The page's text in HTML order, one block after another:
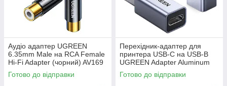
Аудіо адаптер UGREEN
6.35mm Male на RCA Female
Hi-Fi Adapter (чорний) AV169
Готово до відправки
Перехідник-адаптер для
принтера USB-C на USB-B
UGREEN Adapter Aluminum
Case (сірий) US382
Готово до відправки